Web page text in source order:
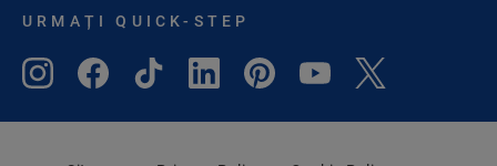
URMAȚI QUICK-STEP